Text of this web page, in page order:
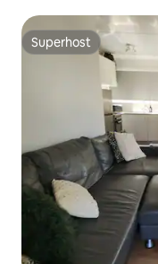
Superhost
Superhost